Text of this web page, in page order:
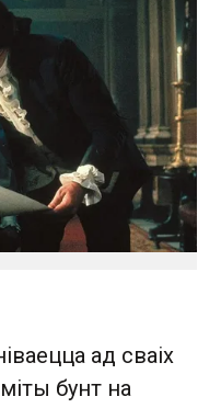
ад сваіх
бунт на